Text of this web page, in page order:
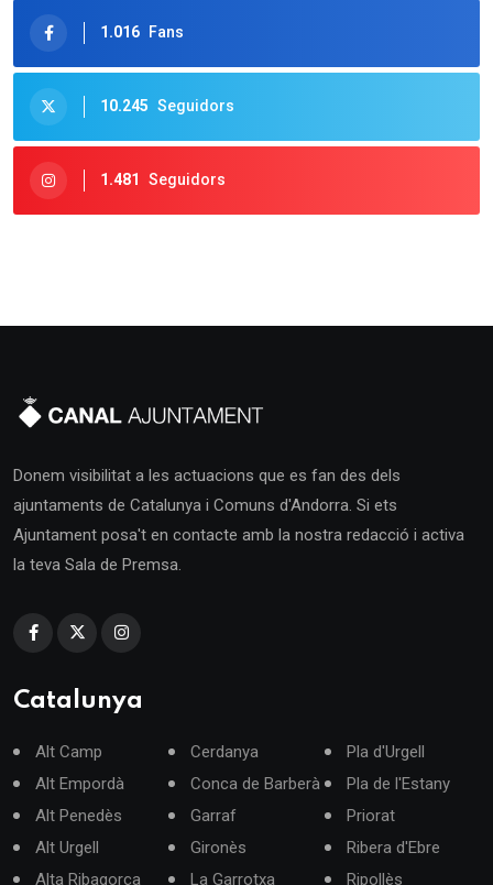
1.016 Fans
10.245 Seguidors
1.481 Seguidors
Donem visibilitat a les actuacions que es fan des dels
ajuntaments de Catalunya i Comuns d'Andorra. Si ets
Ajuntament posa't en contacte amb la nostra redacció i activa
la teva Sala de Premsa.
Catalunya
Alt Camp
Alt Empordà
Alt Penedès
Alt Urgell
Alta Ribagorça
Cerdanya
Conca de Barberà
Garraf
Gironès
La Garrotxa
Pla d'Urgell
Pla de l'Estany
Priorat
Ribera d'Ebre
Ripollès